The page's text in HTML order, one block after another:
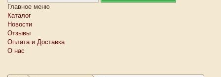
Главное меню
Каталог
Новости
Отзывы
Оплата и Доставка
О нас